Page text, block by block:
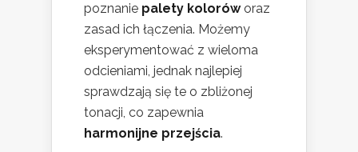
poznanie palety koloróworaz
zasad ich łączenia. Możemy
eksperymentować z wieloma
odcieniami, jednak najlepiej
sprawdzają się te o zbliżonej
tonacji, co zapewnia
harmonijne przejścia.